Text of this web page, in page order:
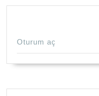
Oturum aç